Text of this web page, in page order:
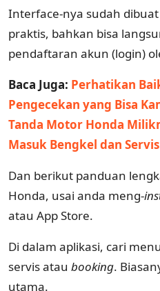
Interface-nya sudah
praktis, bahkan bisa
pendaftaran akun (login)
Baca Juga: Perhatikan
Pengecekan yang Bisa
Tanda Motor Honda
Masuk Bengkel dan
Dan berikut panduan
Honda, usai anda meng-
atau App Store.
Di dalam aplikasi, cari
servis atau booking.
utama.